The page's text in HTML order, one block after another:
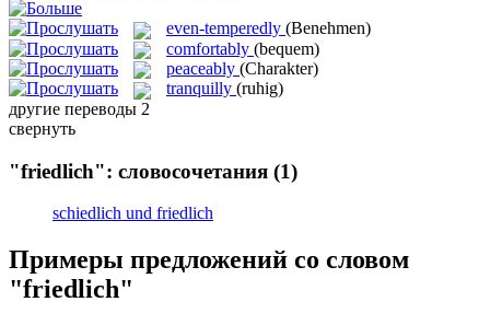
even-temperedly (Benehmen)
comfortably (bequem)
peaceably (Charakter)
tranquilly (ruhig)
другие переводы 2
свернуть
"friedlich": словосочетания (1)
schiedlich und friedlich
Примеры предложений со словом
"friedlich"